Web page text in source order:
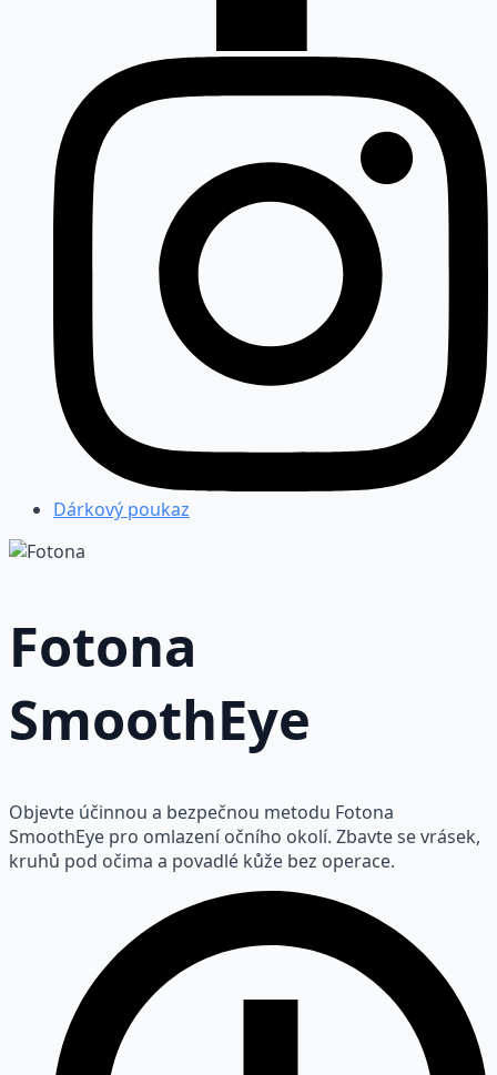
Dárkový poukaz
Fotona
SmoothEye
Objevte účinnou a bezpečnou metodu Fotona
SmoothEye pro omlazení očního okolí. Zbavte se vrásek,
kruhů pod očima a povadlé kůže bez operace.